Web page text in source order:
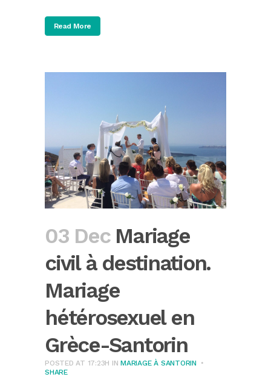
Read More
03 Dec Mariage
civil à destination.
Mariage
hétérosexuel en
Grèce-Santorin
POSTED AT 17:23H INMARIAGE À SANTORIN
SHARE